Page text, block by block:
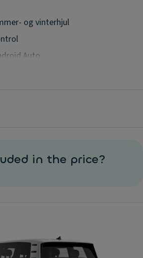
og vinterhjul
Auto
in the price?